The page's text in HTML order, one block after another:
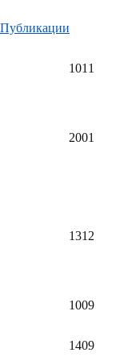
Публикации
1011
2001
1312
1009
1409